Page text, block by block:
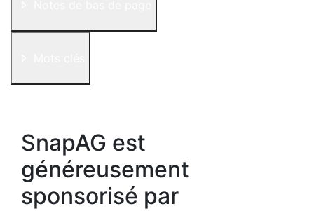
SnapAG est
généreusement
sponsorisé par